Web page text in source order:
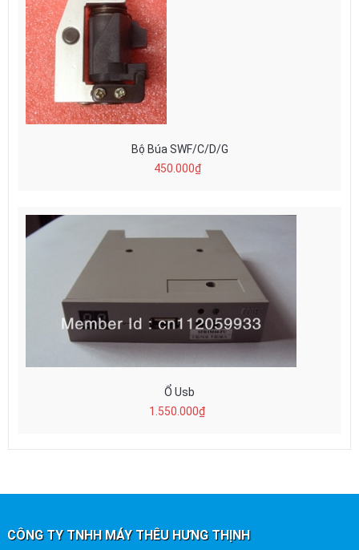
Bộ Búa SWF/C/D/G
450.000₫
Ổ Usb
1.550.000₫
CÔNG TY TNHH MÁY THÊU HƯNG THỊNH